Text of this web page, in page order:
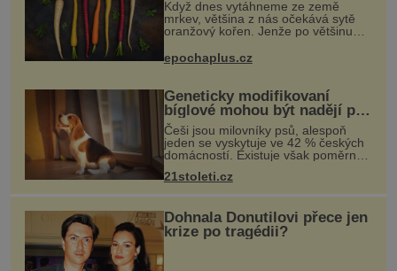
Když dnes vytáhneme ze země
mrkev, většina z nás očekává sytě
oranžový kořen. Jenže po většinu
možné, jen ne oranžová. Je fialová,
žlutá, bílá, někdy dokonce téměř
epochaplus.cz
Geneticky modifikovaní
bíglové mohou být nadějí pro
alergiky
Češi jsou milovníky psů, alespoň
jeden se vyskytuje ve 42 % českých
domácností. Existuje však poměrně
pořídili, ale nemohou, protože jsou
alergičtí. Jejich imu
21stoleti.cz
Dohnala Donutilovi přece jen
krize po tragédii?